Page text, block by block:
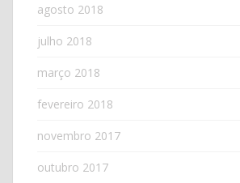
agosto 2018
julho 2018
março 2018
fevereiro 2018
novembro 2017
outubro 2017